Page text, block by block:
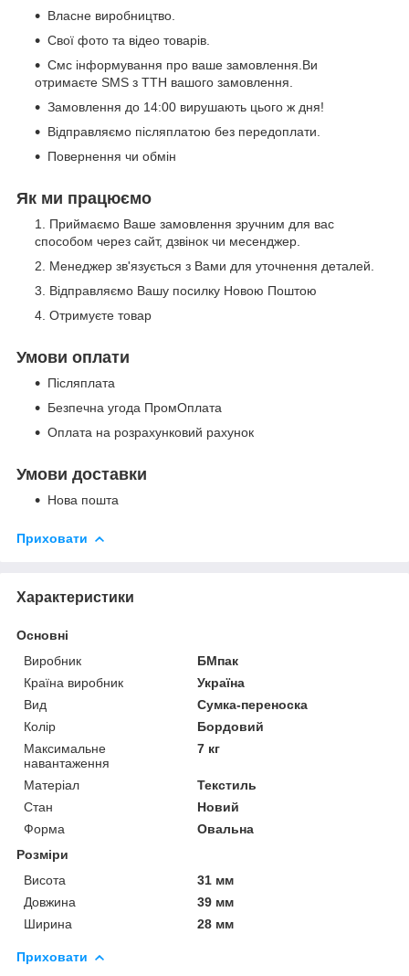
Власне виробництво.
Свої фото та відео товарів.
Смс інформування про ваше замовлення.Ви
отримаєте SMS з ТТН вашого замовлення.
Замовлення до 14:00 вирушають цього ж дня!
Відправляємо післяплатою без передоплати.
Повернення чи обмін
Як ми працюємо
Приймаємо Ваше замовлення зручним для вас
способом через сайт, дзвінок чи месенджер.
Менеджер зв'язується з Вами для уточнення деталей.
Відправляємо Вашу посилку Новою Поштою
Отримуєте товар
Умови оплати
Післяплата
Безпечна угода ПромОплата
Оплата на розрахунковий рахунок
Умови доставки
Нова пошта
Приховати
Характеристики
Основні
Виробник
БМпак
Країна виробник
Україна
Вид
Сумка-переноска
Колір
Бордовий
Максимальне
навантаження
7 кг
Матеріал
Текстиль
Стан
Новий
Форма
Овальна
Розміри
Висота
31 мм
Довжина
39 мм
Ширина
28 мм
Приховати